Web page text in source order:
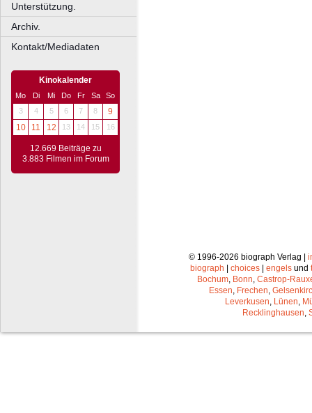
Unterstützung.
Archiv.
Kontakt/Mediadaten
Kinokalender
Mo Di Mi Do Fr Sa
So
3
4 5 6 7 8
9
10
11 12 13 14 15 16
12.669 Beiträge zu
3.883 Filmen im Forum
© 1996-2026 biograph Verlag |
biograph
choices engels und
Bochum, Bonn, Castrop-
Essen, Frechen,
Leverkusen, Lünen,
Recklinghausen,